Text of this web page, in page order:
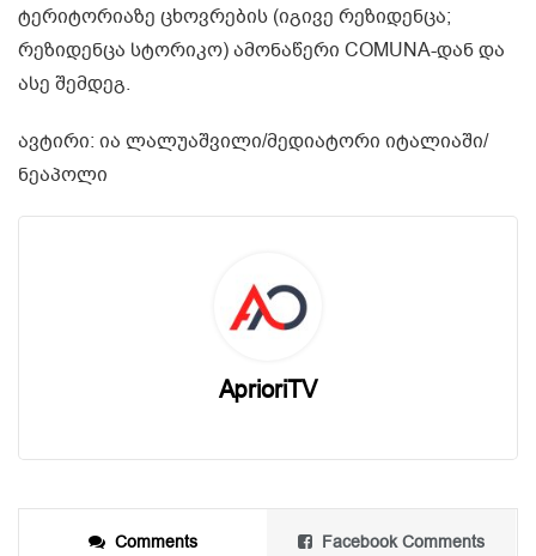
ტერიტორიაზე ცხოვრების (იგივე რეზიდენცა;
რეზიდენცა სტორიკო) ამონაწერი COMUNA-დან და
ასე შემდეგ.
ავტირი: ია ლალუაშვილი/მედიატორი იტალიაში/
ნეაპოლი
AprioriTV
Comments Facebook Comments